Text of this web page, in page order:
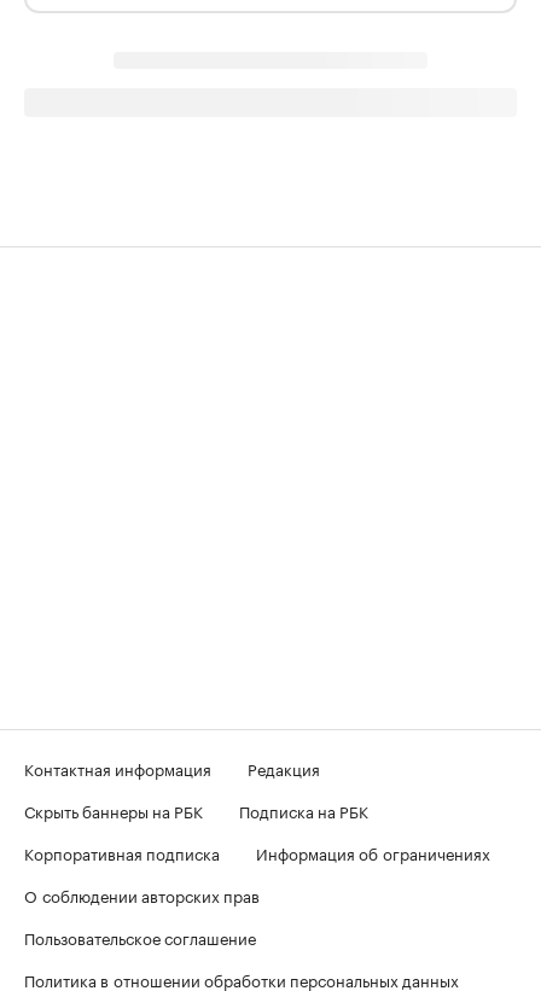
Контактная информация
Редакция
Скрыть баннеры на РБК
Подписка на РБК
Корпоративная подписка
Информация об ограничениях
О соблюдении авторских прав
Пользовательское соглашение
Политика в отношении обработки персональных данных